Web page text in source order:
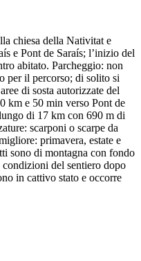
chiesa della Nativitat e
e Pont de Saraís; l’inizio del
abitato. Parcheggio: non
per il percorso; di solito si
di sosta autorizzate del
km e 50 min verso Pont de
di 17 km con 690 m di
scarponi o scarpe da
primavera, estate e
sono di montagna con fondo
del sentiero dopo
in cattivo stato e occorre